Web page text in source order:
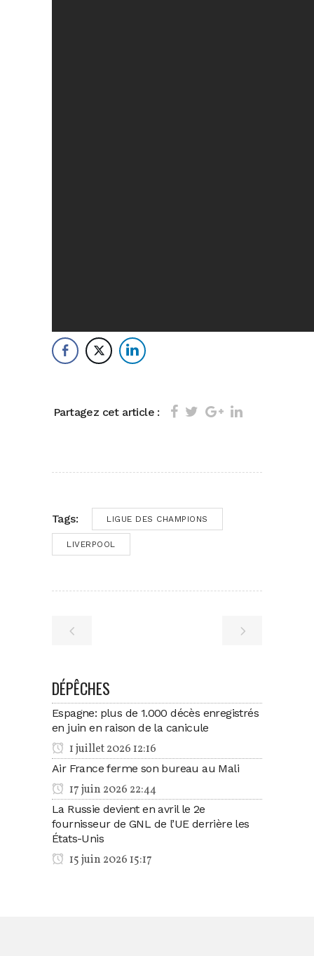
Partagez cet article :
Tags: LIGUE DES CHAMPIONS
LIVERPOOL
DÉPÊCHES
Espagne: plus de 1.000 décès enregistrés
en juin en raison de la canicule
1 juillet 2026 12:16
Air France ferme son bureau au Mali
17 juin 2026 22:44
La Russie devient en avril le 2e
fournisseur de GNL de l’UE derrière les
États-Unis
15 juin 2026 15:17